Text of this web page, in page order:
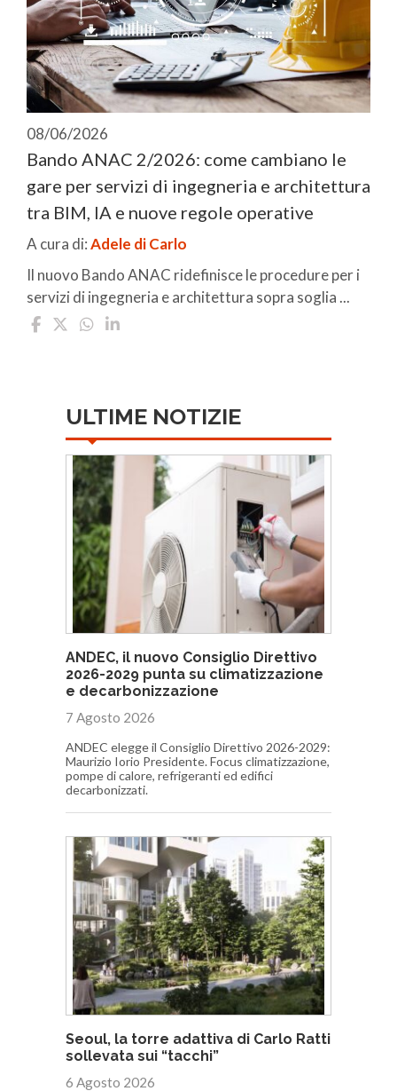
08/06/2026
Bando ANAC 2/2026: come cambiano le
gare per servizi di ingegneria e architettura
tra BIM, IA e nuove regole operative
A cura di:Adele di Carlo
Il nuovo Bando ANAC ridefinisce le procedure per i
servizi di ingegneria e architettura sopra soglia ...
ULTIME NOTIZIE
ANDEC, il nuovo Consiglio Direttivo
2026-2029 punta su climatizzazione
e decarbonizzazione
7 Agosto 2026
ANDEC elegge il Consiglio Direttivo 2026-2029:
Maurizio Iorio Presidente. Focus climatizzazione,
pompe di calore, refrigeranti ed edifici
decarbonizzati.
Seoul, la torre adattiva di Carlo Ratti
sollevata sui “tacchi”
6 Agosto 2026